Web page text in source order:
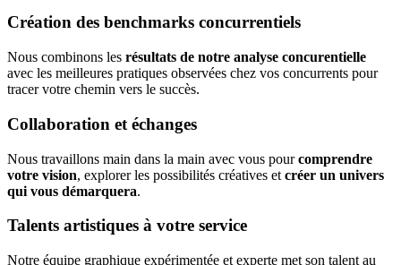
Création des benchmarks concurrentiels
Nous combinons les résultats de notre analyse concurentielle
avec les meilleures pratiques observées chez vos concurrents pour
tracer votre chemin vers le succès.
Collaboration et échanges
Nous travaillons main dans la main avec vous pourcomprendre
votre vision, explorer les possibilités créatives et créer un univers
qui vous démarquera.
Talents artistiques à votre service
Notre équipe graphique expérimentée et experte met son talent au